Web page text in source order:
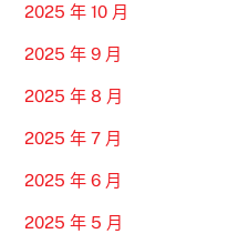
2025 年 10 月
2025 年 9 月
2025 年 8 月
2025 年 7 月
2025 年 6 月
2025 年 5 月